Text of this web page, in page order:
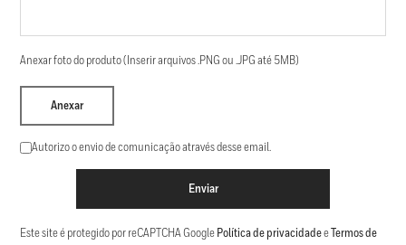
Anexar foto do produto (Inserir arquivos .PNG ou .JPG até 5MB)
Anexar
Autorizo o envio de comunicação através desse email.
Enviar
Este site é protegido por reCAPTCHA Google Política de privacidadee Termos de